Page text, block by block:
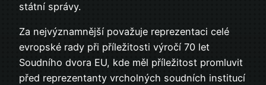
státní správy.
Za nejvýznamnější považuje reprezentaci celé
evropské rady při příležitosti výročí 70 let
Soudního dvora EU, kde měl příležitost promluvit
před reprezentanty vrcholných soudních institucí